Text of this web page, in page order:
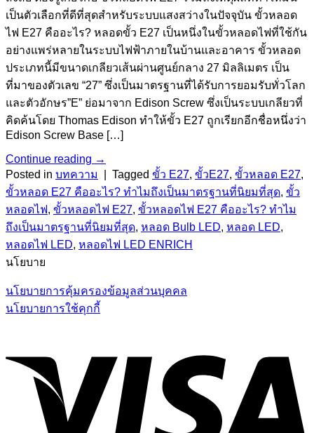
เป็นตัวเลือกที่ดีที่สุดสำหรับระบบแสงสว่างในปัจจุบัน ขั้วหลอด
ไฟ E27 คืออะไร? หลอดขั้ว E27 เป็นหนึ่งในขั้วหลอดไฟที่ใช้กัน
อย่างแพร่หลายในระบบไฟฟ้าภายในบ้านและอาคาร ขั้วหลอด
ประเภทนี้มีขนาดเกลียวเส้นผ่านศูนย์กลาง 27 มิลลิเมตร เป็น
ที่มาของตัวเลข “27” ซึ่งเป็นมาตรฐานที่ได้รับการยอมรับทั่วโลก
และตัวอักษร”E” ย่อมาจาก Edison Screw ซึ่งเป็นระบบเกลียวที่
คิดค้นโดย Thomas Edison ทำให้ขั้ว E27 ถูกเรียกอีกชื่อหนึ่งว่า
Edison Screw Base […]
Continue reading →
Posted in บทความ Tagged ขั้ว E27, ขั้วE27, ขั้วหลอด E27,
ขั้วหลอด E27 คืออะไร? ทำไมถึงเป็นมาตรฐานที่นิยมที่สุด, ขั้ว
หลอดไฟ, ขั้วหลอดไฟ E27, ขั้วหลอดไฟ E27 คืออะไร? ทำไม
ถึงเป็นมาตรฐานที่นิยมที่สุด, หลอด Bulb LED, หลอด LED,
หลอดไฟ LED, หลอดไฟ LED ENRICH
นโยบาย
นโยบายการคุ้มครองข้อมูลส่วนบุคคล
นโยบายการใช้คุกกี้